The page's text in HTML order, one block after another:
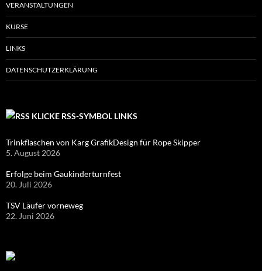
VERANSTALTUNGEN
KURSE
LINKS
DATENSCHUTZERKLÄRUNG
KLICKE RSS-SYMBOL LINKS
Trinkflaschen von Karg GrafikDesign für Rope Skipper
5. August 2026
Erfolge beim Gaukinderturnfest
20. Juli 2026
TSV Läufer vorneweg
22. Juni 2026